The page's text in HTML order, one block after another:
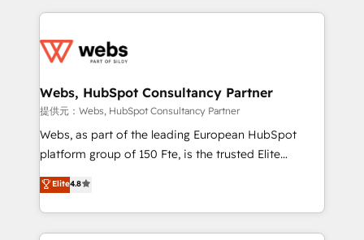
adoption, sales process and marketing results.
the first time 🔧 Designing and optimising your
and build using HubSpot 🔌 Integrating HubSpot
with other systems 🎓 Training your teams to be
HubSpot pros 📊 Lead generation services using
HubSpot Why us? - SIX HubSpot Accreditations -
CRM, Solutions Architecture, Onboarding , Data
Migration, Custom Integration & Platform
Webs, HubSpot Consultancy Partner
提供元：Webs, HubSpot Consultancy Partner
Webs, as part of the leading European HubSpot
platform group of 150 Fte, is the trusted Elite
HubSpot CRM Partner offering you a roadmap on
maximizing EBITDA and achieving Commercial
Excellence. With our targeted processes, we
strengthen your digital transformation and minimize
Elite4.8